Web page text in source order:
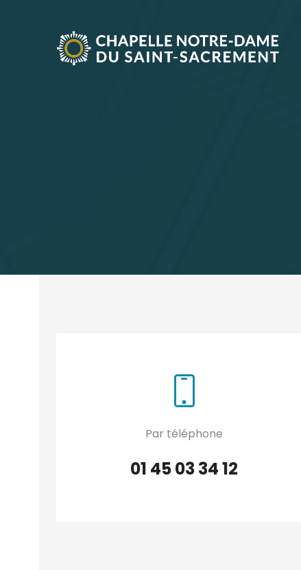
Par téléphone
01 45 03 34 12